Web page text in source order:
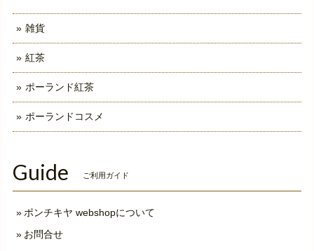
雑貨
紅茶
ポーランド紅茶
ポーランドコスメ
Guide ご利用ガイド
ポンチキヤ webshopについて
お問合せ